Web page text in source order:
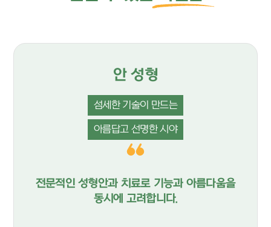
안 성형
섬세한 기술이 만드는
아름답고 선명한 시야
전문적인 성형안과 치료로 기능과 아름다움을
동시에 고려합니다.